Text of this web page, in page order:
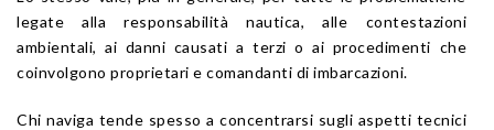
legate alla responsabilità nautica, alle contestazioni
ambientali, ai danni causati a terzi o ai procedimenti che
coinvolgono proprietari e comandanti di imbarcazioni.
Chi naviga tende spesso a concentrarsi sugli aspetti tecnici